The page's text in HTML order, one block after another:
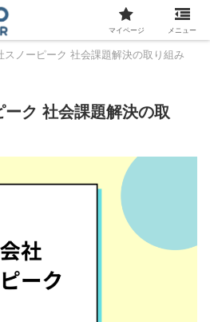
スノーピーク 社会課題解決の取り組み
ク 社会課題解決の取
マイページ メニュー